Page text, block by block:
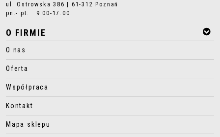
ul. Ostrowska 386 | 61-312 Poznań
pn.- pt. 9.00-17.00
O FIRMIE
O nas
Oferta
Współpraca
Kontakt
Mapa sklepu